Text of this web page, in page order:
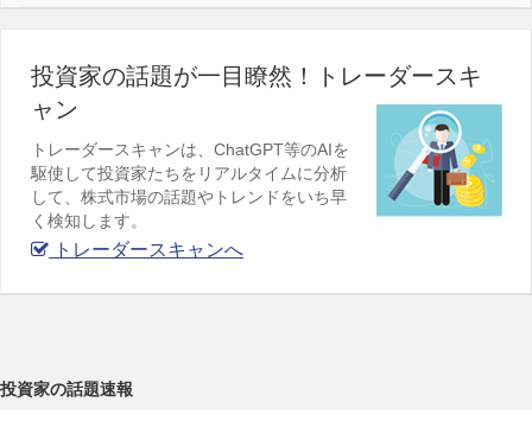
投資家の話題が一目瞭然！トレーダースキ
ャン
トレーダースキャンは、ChatGPT等のAIを
駆使して投資家たちをリアルタイムに分析
して、株式市場の話題やトレンドをいち早
く検知します。
トレーダースキャンへ
投資家の話題速報